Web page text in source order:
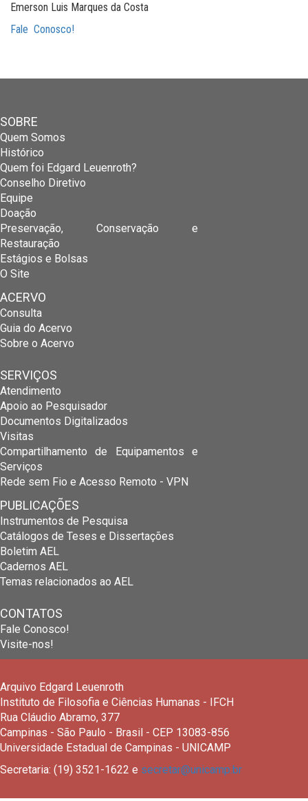
Emerson Luis Marques da Costa
Fale Conosco!
SOBRE
Quem Somos
Histórico
Quem foi Edgard Leuenroth?
Conselho Diretivo
Equipe
Doação
Preservação, Conservação e
Restauração
Estágios e Bolsas
O Site
ACERVO
Consulta
Guia do Acervo
Sobre o Acervo
SERVIÇOS
Atendimento
Apoio ao Pesquisador
Documentos Digitalizados
Visitas
Compartilhamento de Equipamentos e
Serviços
Rede sem Fio e Acesso Remoto - VPN
PUBLICAÇÕES
Instrumentos de Pesquisa
Catálogos de Teses e Dissertações
Boletim AEL
Cadernos AEL
Temas relacionados ao AEL
CONTATOS
Fale Conosco!
Visite-nos!
Arquivo Edgard Leuenroth
Instituto de Filosofia e Ciências Humanas - IFCH
Rua Cláudio Abramo, 377
Campinas - São Paulo - Brasil - CEP 13083-856
Universidade Estadual de Campinas - UNICAMP
Secretaria: (19) 3521-1622 e secretar@unicamp.br